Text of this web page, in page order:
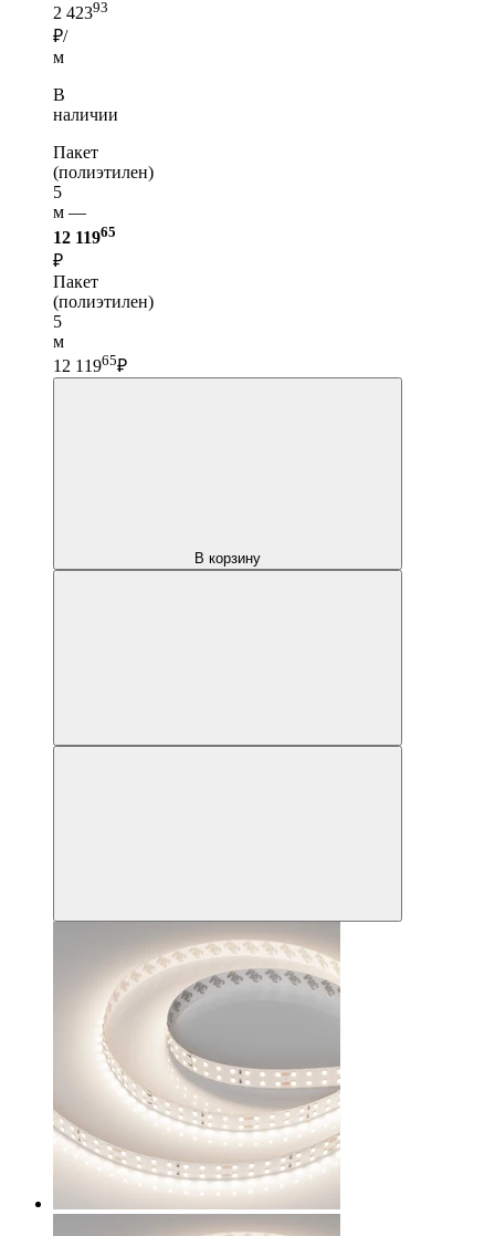
2 42393
₽/
м
В
наличии
Пакет
(полиэтилен)
5
м —
12 11965
₽
Пакет
(полиэтилен)
5
м
12 11965₽
В корзину